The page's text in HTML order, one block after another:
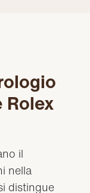
il
nella
distingue